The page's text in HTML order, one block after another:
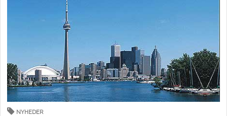
NYHEDER